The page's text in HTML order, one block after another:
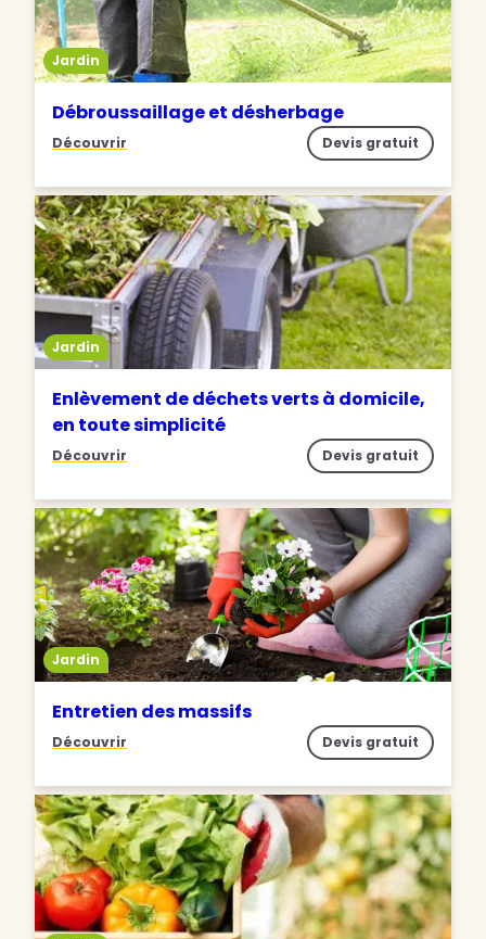
Jardin
Débroussaillage et désherbage
Découvrir Devis gratuit
Jardin
Enlèvement de déchets verts à domicile,
en toute simplicité
Découvrir Devis gratuit
Jardin
Entretien des massifs
Découvrir Devis gratuit